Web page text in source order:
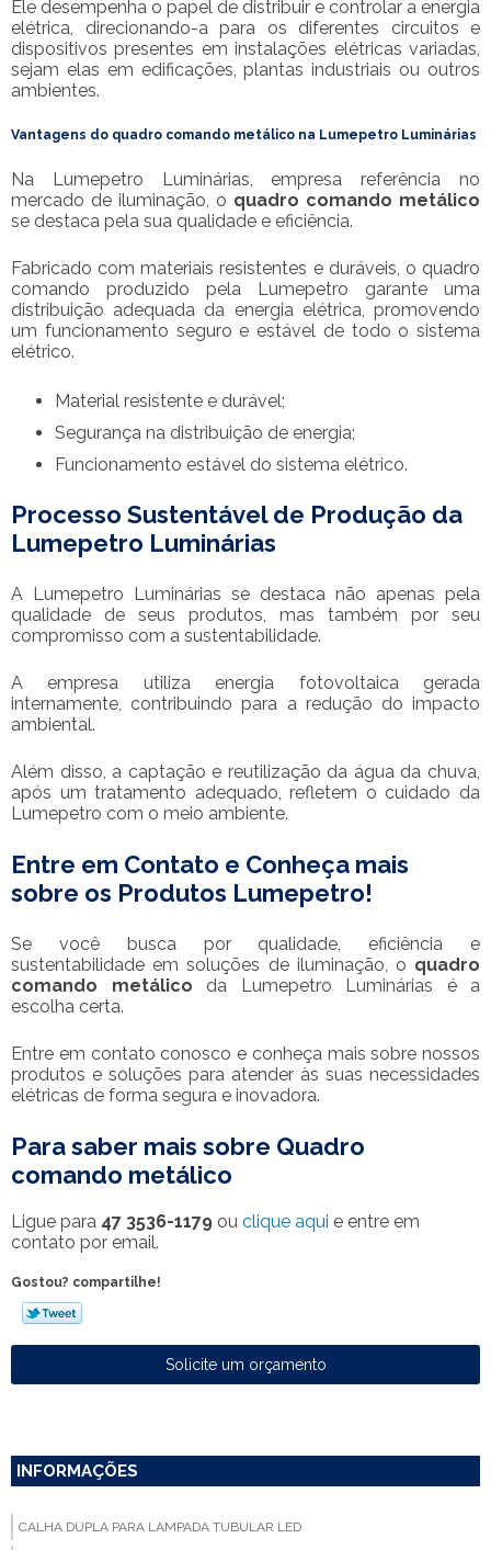
Ele desempenha o papel de distribuir e controlar a energia
elétrica, direcionando-a para os diferentes circuitos e
dispositivos presentes em instalações elétricas variadas,
sejam elas em edificações, plantas industriais ou outros
ambientes.
Vantagens do quadro comando metálico na Lumepetro Luminárias
Na Lumepetro Luminárias, empresa referência no
mercado de iluminação, o quadro comando metálico
se destaca pela sua qualidade e eficiência.
Fabricado com materiais resistentes e duráveis, o quadro
comando produzido pela Lumepetro garante uma
distribuição adequada da energia elétrica, promovendo
um funcionamento seguro e estável de todo o sistema
elétrico.
Material resistente e durável;
Segurança na distribuição de energia;
Funcionamento estável do sistema elétrico.
Processo Sustentável de Produção da
Lumepetro Luminárias
A Lumepetro Luminárias se destaca não apenas pela
qualidade de seus produtos, mas também por seu
compromisso com a sustentabilidade.
A empresa utiliza energia fotovoltaica gerada
internamente, contribuindo para a redução do impacto
ambiental.
Além disso, a captação e reutilização da água da chuva,
após um tratamento adequado, refletem o cuidado da
Lumepetro com o meio ambiente.
Entre em Contato e Conheça mais
sobre os Produtos Lumepetro!
Se você busca por qualidade, eficiência e
sustentabilidade em soluções de iluminação, o quadro
comando metálico da Lumepetro Luminárias é a
escolha certa.
Entre em contato conosco e conheça mais sobre nossos
produtos e soluções para atender às suas necessidades
elétricas de forma segura e inovadora.
Para saber mais sobre Quadro
comando metálico
Ligue para 47 3536-1179 ou clique aqui e entre em
contato por email.
Gostou? compartilhe!
Solicite um orçamento
INFORMAÇÕES
CALHA DUPLA PARA LAMPADA TUBULAR LED